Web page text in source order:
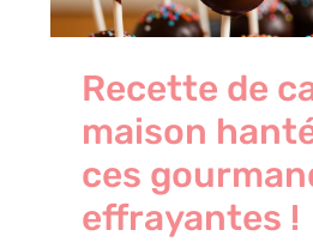
Recette de
maison
ces
effrayantes !
ces
gourmandises
!